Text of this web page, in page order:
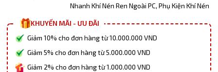
Nhanh Khí Nén Ren Ngoài PC, Phụ Kiện Khí Nén
KHUYẾN MÃI - ƯU ĐÃI
Giảm 10% cho đơn hàng từ 10.000.000 VND
Giảm 5% cho đơn hàng từ 5.000.000 VND
Giảm 2% cho đơn hàng từ 1.000.000 VND